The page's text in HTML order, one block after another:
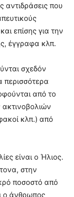
αντιδράσεις που
επίσης για την
έγγραφα κλπ.
σχεδόν
περισσότερα
από το
κλπ.) από
είναι ο Ήλιος.
στην
ποσοστό από
ο άνθρωπος